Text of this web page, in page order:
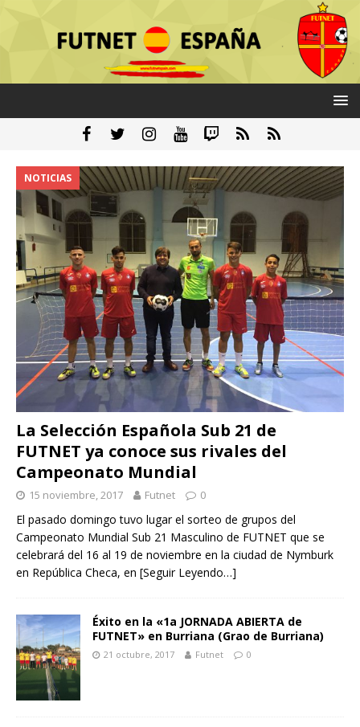
NOTICIAS
La Selección Española Sub 21 de
FUTNET ya conoce sus rivales del
Campeonato Mundial
15 noviembre, 2017 Futnet 0
El pasado domingo tuvo lugar el sorteo de grupos del
Campeonato Mundial Sub 21 Masculino de FUTNET que se
celebrará del 16 al 19 de noviembre en la ciudad de Nymburk
en República Checa, en [Seguir Leyendo…]
Éxito en la «1a JORNADA ABIERTA de
FUTNET» en Burriana (Grao de Burriana)
21 octubre, 2017 Futnet 0